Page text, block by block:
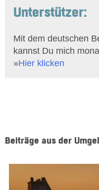
Unterstützer:
Mit dem deutschen
kannst Du mich
»Hier klicken
Beiträge aus der